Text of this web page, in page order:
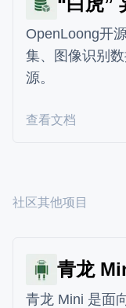
OpenLoong开
集、图像识别
源。
查看文档
社区其他项目
青龙
青龙 Mini 是面